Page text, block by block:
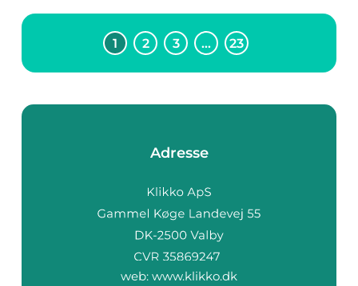
1 2 3 … 23
Adresse
web: www.klikko.dk